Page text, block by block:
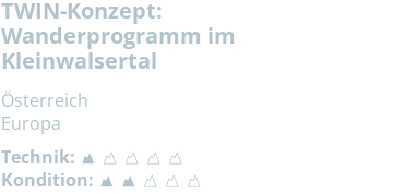
TWIN-Konzept:
Wanderprogramm im
Kleinwalsertal
Österreich
Europa
Technik:
Kondition: